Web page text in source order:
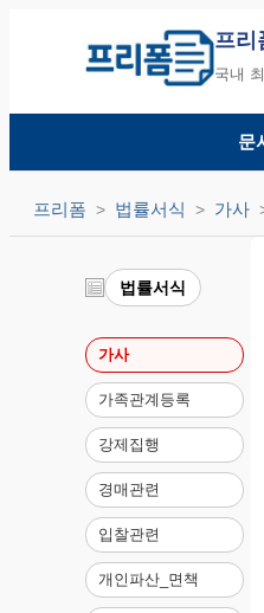
프리
국내
문
프리폼 법률서식 가사
법률서식
가사
가족관계등록
강제집행
경매관련
입찰관련
개인파산_면책